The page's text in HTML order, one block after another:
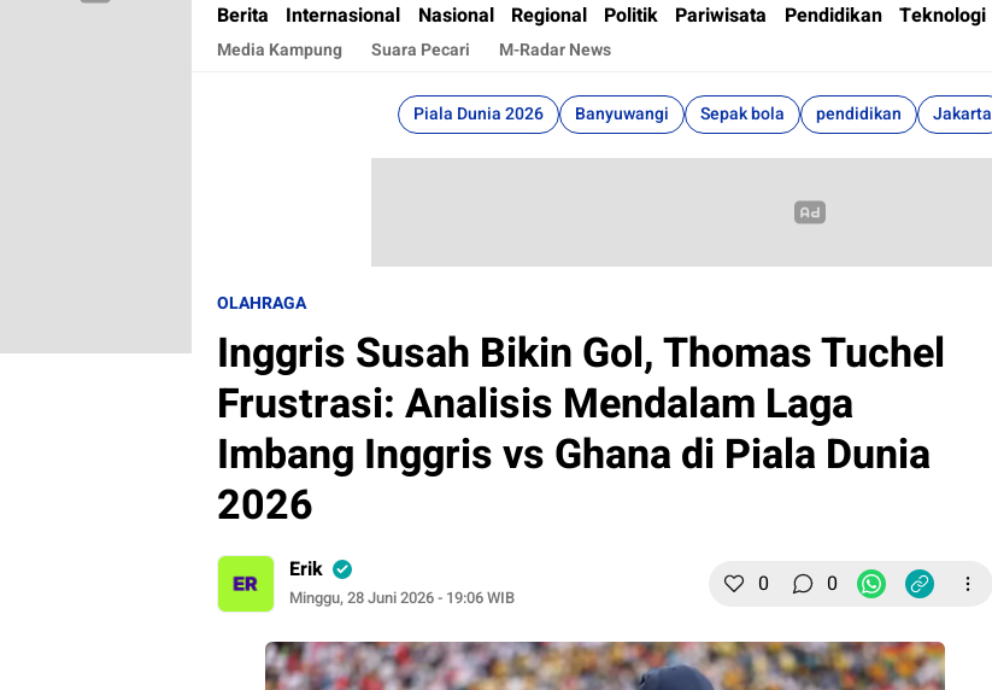
Berita Internasional Nasional Regional Politik Pariwisata Pendidikan Teknologi
Media Kampung Suara Pecari M-Radar News
Piala Dunia 2026 Banyuwangi Sepak bola pendidikan Jakarta
OLAHRAGA
Inggris Susah Bikin Gol, Thomas Tuchel
Frustrasi: Analisis Mendalam Laga
Imbang Inggris vs Ghana di Piala Dunia
2026
Erik
Minggu, 28 Juni 2026 - 19:06 WIB 0 0